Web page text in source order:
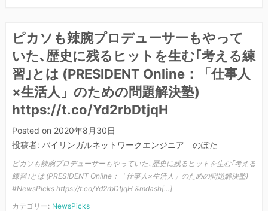
ピカソも辣腕プロデューサーもやって
いた､歴史に残るヒットを生む｢考える練
習｣とは (PRESIDENT Online：「仕事人
×生活人」のための問題解決塾)
https://t.co/Yd2rbDtjqH
Posted on 2020年8月30日
投稿者: バイリンガルネットワークエンジニア のぽた
ピカソも辣腕プロデューサーもやっていた､歴史に残るヒットを生む｢考える
練習｣とは (PRESIDENT Online：「仕事人×生活人」のための問題解決塾)
#NewsPicks https://t.co/Yd2rbDtjqH &mdash[…]
カテゴリー: NewsPicks